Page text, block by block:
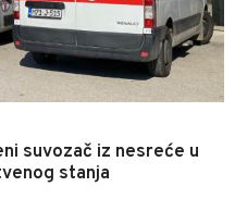
suvozač iz nesreće u
stanja